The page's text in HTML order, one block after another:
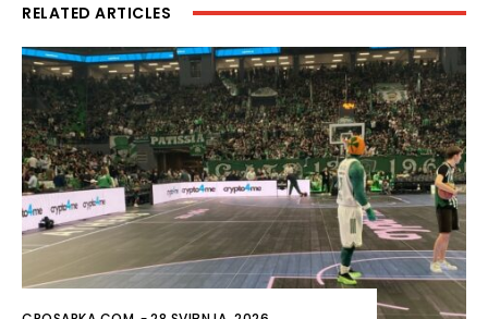
RELATED ARTICLES